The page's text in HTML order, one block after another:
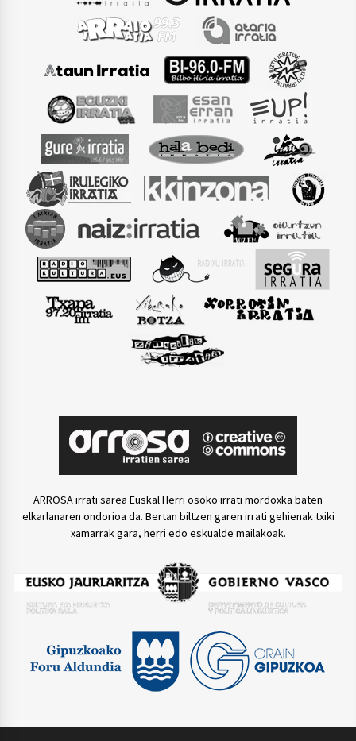
ARROSA irrati sarea Euskal Herri osoko irrati mordoxka baten
elkarlanaren ondorioa da. Bertan biltzen garen irrati gehienak txiki
xamarrak gara, herri edo eskualde mailakoak.